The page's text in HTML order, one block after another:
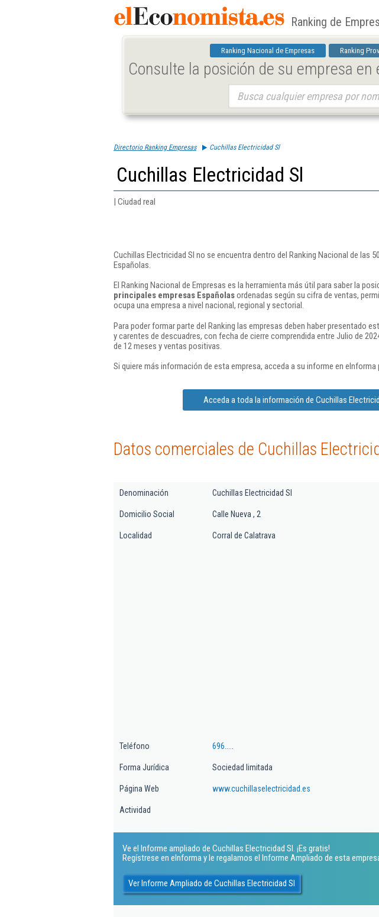
Ranking de
Ranking Nacional de Empresas Ranking
Consulte la posición de su empresa
Directorio Ranking Empresas Cuchillas Electricidad Sl
Cuchillas Electricidad Sl
| Ciudad real
Cuchillas Electricidad Sl no se encuentra dentro del Ranking Nacional de las
Españolas.
El Ranking Nacional de Empresas es la herramienta más útil para saber la
principales empresas Españolasordenadas según su cifra de ventas,
ocupa una empresa a nivel nacional, regional y sectorial.
Para poder formar parte del Ranking las empresas deben haber presentado
y carentes de descuadres, con fecha de cierre comprendida entre Julio de
de 12 meses y ventas positivas.
Si quiere más información de esta empresa, acceda a su informe en eInforma
Acceda a toda la información de Cuchillas
Datos comerciales de Cuchillas
Denominación Cuchillas Electricidad Sl
Domicilio Social Calle Nueva , 2
Localidad Corral de Calatrava
Teléfono 696.....
Forma Jurídica Sociedad limitada
Página Web www.cuchillaselectricidad.es
Actividad
Ve el Informe ampliado de Cuchillas Electricidad Sl. ¡Es gratis!
Regístrese en eInforma y le regalamos el Informe Ampliado de esta
Ver Informe Ampliado de Cuchillas Electricidad Sl